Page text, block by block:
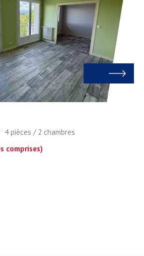
4 pièces / 2 chambres
comprises)